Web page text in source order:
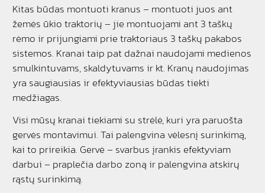
Kitas būdas montuoti kranus – montuoti juos ant
žemės ūkio traktorių – jie montuojami ant 3 taškų
rėmo ir prijungiami prie traktoriaus 3 taškų pakabos
sistemos. Kranai taip pat dažnai naudojami medienos
smulkintuvams, skaldytuvams ir kt. Kranų naudojimas
yra saugiausias ir efektyviausias būdas tiekti
medžiagas.
Visi mūsų kranai tiekiami su strėlė, kuri yra paruošta
gervės montavimui. Tai palengvina vėlesnį surinkimą,
kai to prireikia. Gervė – svarbus įrankis efektyviam
darbui – praplečia darbo zoną ir palengvina atskirų
rąstų surinkimą.